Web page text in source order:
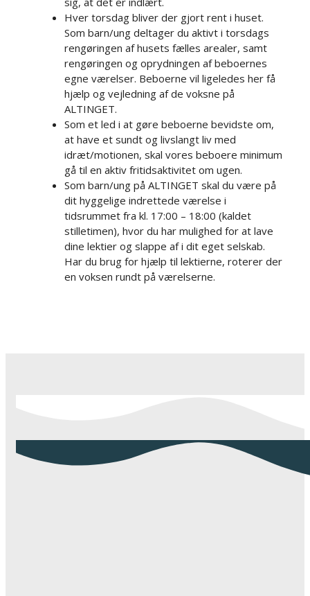
Hver torsdag bliver der gjort rent i huset.
Som barn/ung deltager du aktivt i torsdags
rengøringen af husets fælles arealer, samt
rengøringen og oprydningen af beboernes
egne værelser. Beboerne vil ligeledes her få
hjælp og vejledning af de voksne på
ALTINGET.​​​
Som et led i at gøre beboerne bevidste om,
at have et sundt og livslangt liv med
idræt/motionen, skal vores beboere minimum
gå til en aktiv fritidsaktivitet om ugen.​​​
Som barn/ung på ALTINGET skal du være på
dit hyggelige indrettede værelse i
tidsrummet fra kl. 17:00 – 18:00 (kaldet
stilletimen), hvor du har mulighed for at lave
dine lektier og slappe af i dit eget selskab.
Har du brug for hjælp til lektierne, roterer der
en voksen rundt på værelserne.​